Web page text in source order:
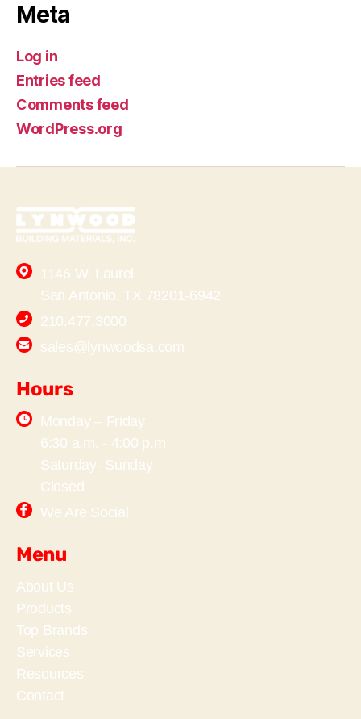
Meta
Log in
Entries feed
Comments feed
WordPress.org
1146 W. Laurel
San Antonio, TX 78201-6942
210.477.3000
sales@lynwoodsa.com
Hours
Monday – Friday
6:30 a.m. - 4:00 p.m
Saturday- Sunday
Closed
We Are Social
Menu
About Us
Products
Top Brands
Services
Resources
Contact